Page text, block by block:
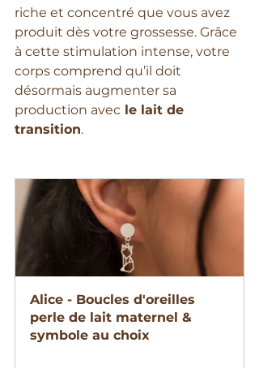
riche et concentré que vous avez
produit dès votre grossesse. Grâce
à cette stimulation intense, votre
corps comprend qu’il doit
désormais augmenter sa
production avec le lait de
transition.
Alice - Boucles d'oreilles
perle de lait maternel &
symbole au choix